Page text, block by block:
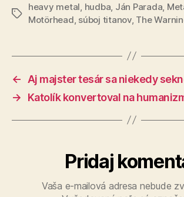
Značky
heavy metal hudba Ján Parada
Motörhead súboj titanov, The
←
Aj majster tesár sa niekedy
→
Katolík konvertoval na
Pridaj
Vaša e-mailová adresa nebude